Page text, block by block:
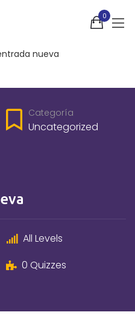
0
nueva
Categoría
Uncategorized
All Levels
0 Quizzes